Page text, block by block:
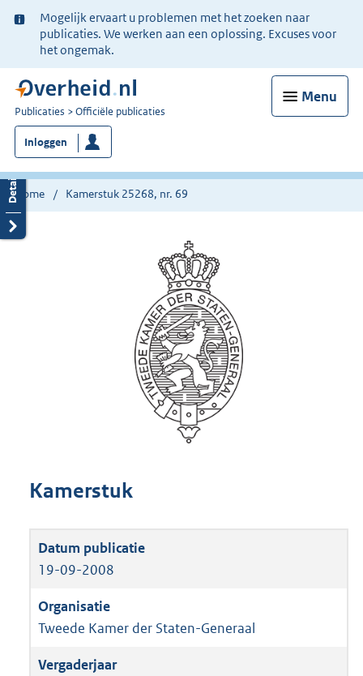
Ter
informatie:
Mogelijk ervaart u problemen met het zoeken naar
publicaties. We werken aan een oplossing. Excuses voor
het ongemak.
Menu
U
bent
nu
hier:
Publicaties Officiële publicaties
Inloggen
Home Kamerstuk 25268, nr. 69
Kamerstuk
19-09-2008
Tweede Kamer der Staten-Generaal